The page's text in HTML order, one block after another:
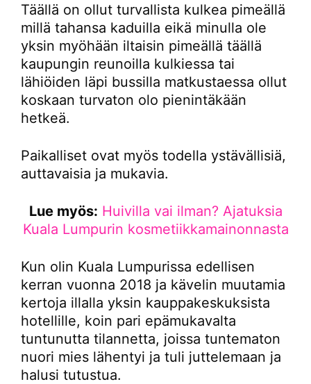
Täällä on ollut turvallista kulkea pimeällä
millä tahansa kaduilla eikä minulla ole
yksin myöhään iltaisin pimeällä täällä
kaupungin reunoilla kulkiessa tai
lähiöiden läpi bussilla matkustaessa ollut
koskaan turvaton olo pienintäkään
hetkeä.
Paikalliset ovat myös todella ystävällisiä,
auttavaisia ja mukavia.
Lue myös: Huivilla vai ilman? Ajatuksia
Kuala Lumpurin kosmetiikkamainonnasta
Kun olin Kuala Lumpurissa edellisen
kerran vuonna 2018 ja kävelin muutamia
kertoja illalla yksin kauppakeskuksista
hotellille, koin pari epämukavalta
tuntunutta tilannetta, joissa tuntematon
nuori mies lähentyi ja tuli juttelemaan ja
halusi tutustua.